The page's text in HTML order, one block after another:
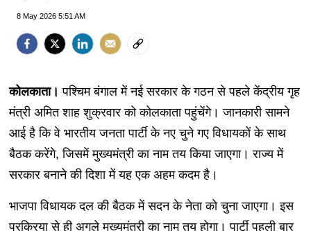
8 May 2026 5:51 AM
कोलकाता।पश्चिम बंगाल में नई सरकार के गठन से पहले केंद्रीय गृह
मंत्री अमित शाह शुक्रवार को कोलकाता पहुंचेंगे। जानकारी सामने
आई है कि वे भारतीय जनता पार्टी के नए चुने गए विधायकों के साथ
बैठक करेंगे, जिसमें मुख्यमंत्री का नाम तय किया जाएगा। राज्य में
सरकार बनाने की दिशा में यह एक अहम कदम है।
भाजपा विधायक दल की बैठक में सदन के नेता को चुना जाएगा। इस
प्रक्रिया से ही अगले मुख्यमंत्री का नाम तय होगा। पार्टी पहली बार